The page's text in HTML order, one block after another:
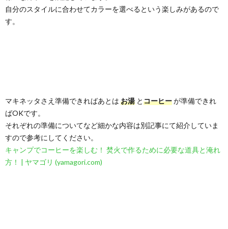
自分のスタイルに合わせてカラーを選べるという楽しみがあるので
す。
マキネッタさえ準備できればあとは お湯 とコーヒーが準備できれ
ばOKです。
それぞれの準備についてなど細かな内容は別記事にて紹介していま
すので参考にしてください。
キャンプでコーヒーを楽しむ！ 焚火で作るために必要な道具と淹れ
方！ | ヤマゴリ (yamagori.com)